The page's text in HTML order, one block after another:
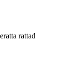
rattad